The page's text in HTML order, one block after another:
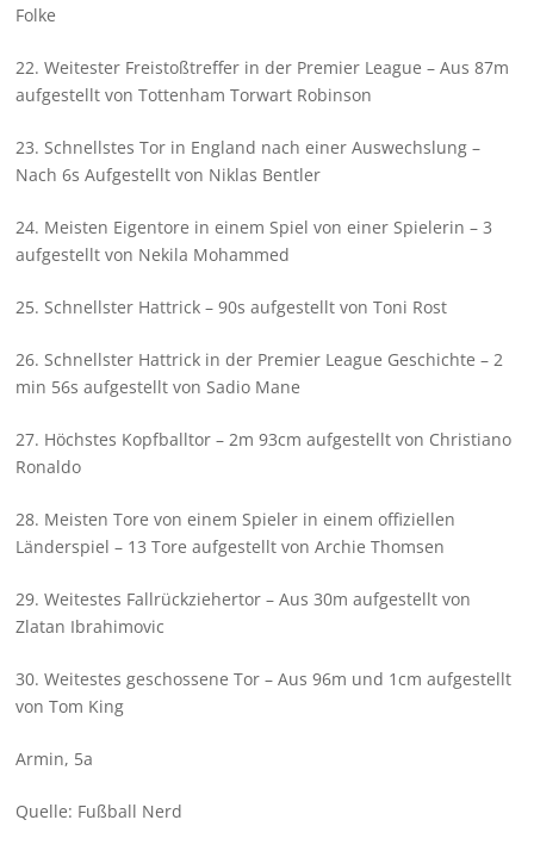
Folke
22. Weitester Freistoßtreffer in der Premier League – Aus 87m
aufgestellt von Tottenham Torwart Robinson
23. Schnellstes Tor in England nach einer Auswechslung –
Nach 6s Aufgestellt von Niklas Bentler
24. Meisten Eigentore in einem Spiel von einer Spielerin – 3
aufgestellt von Nekila Mohammed
25. Schnellster Hattrick – 90s aufgestellt von Toni Rost
26. Schnellster Hattrick in der Premier League Geschichte – 2
min 56s aufgestellt von Sadio Mane
27. Höchstes Kopfballtor – 2m 93cm aufgestellt von Christiano
Ronaldo
28. Meisten Tore von einem Spieler in einem offiziellen
Länderspiel – 13 Tore aufgestellt von Archie Thomsen
29. Weitestes Fallrückziehertor – Aus 30m aufgestellt von
Zlatan Ibrahimovic
30. Weitestes geschossene Tor – Aus 96m und 1cm aufgestellt
von Tom King
Armin, 5a
Quelle: Fußball Nerd